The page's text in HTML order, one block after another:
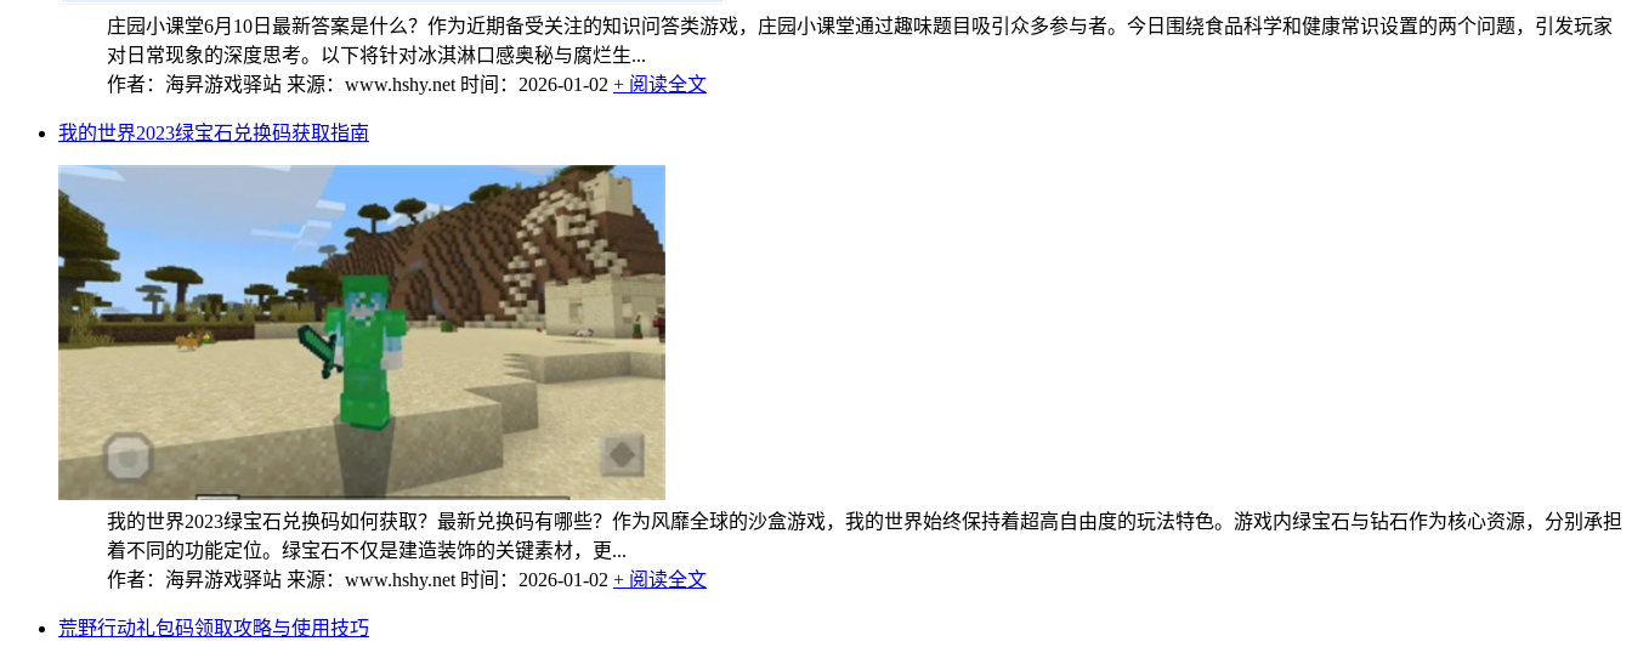
庄园小课堂6月10日最新答案是什么？作为近期备受关注的知识问答类游戏，庄园小课堂通过趣味题目吸引众多参与者。今日围绕食品科学和健康常识设置的两个问题，引发玩家
对日常现象的深度思考。以下将针对冰淇淋口感奥秘与腐烂生...
作者：海昇游戏驿站 来源：www.hshy.net 时间：2026-01-02 + 阅读全文
我的世界2023绿宝石兑换码获取指南
我的世界2023绿宝石兑换码如何获取？最新兑换码有哪些？作为风靡全球的沙盒游戏，我的世界始终保持着超高自由度的玩法特色。游戏内绿宝石与钻石作为核心资源，分别承担
着不同的功能定位。绿宝石不仅是建造装饰的关键素材，更...
作者：海昇游戏驿站 来源：www.hshy.net 时间：2026-01-02 + 阅读全文
荒野行动礼包码领取攻略与使用技巧